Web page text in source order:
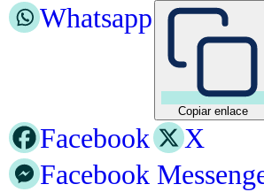
Copiar enlace
Whatsapp
Facebook
X
Facebook